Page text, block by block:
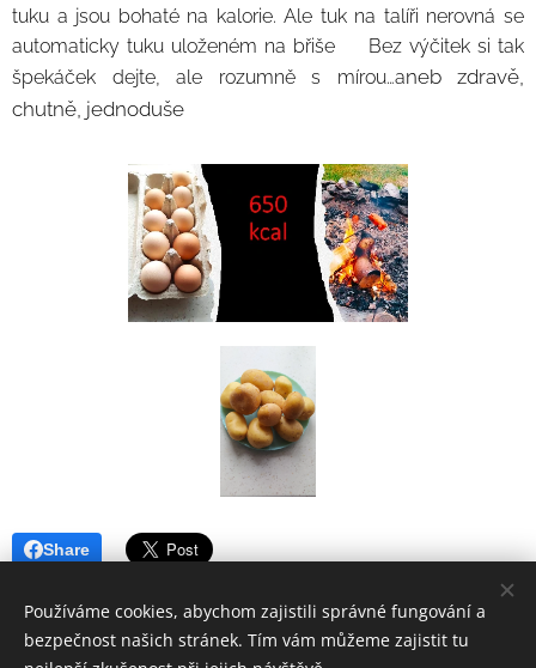
tuku a jsou bohaté na kalorie. Ale tuk na talíři nerovná se
automaticky tuku uloženém na břiše 😉Bez výčitek si tak
špekáček dejte, ale rozumně s mírou…aneb zdravě,
chutně, jednoduše 🙂☕😎
Share
Používáme cookies, abychom zajistili správné fungování a
bezpečnost našich stránek. Tím vám můžeme zajistit tu